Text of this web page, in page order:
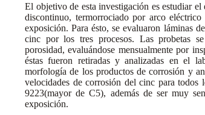
El objetivo de esta investigación es estudiar
discontinuo, termorrociado por arco
exposición. Para ésto, se evaluaron láminas
cinc por los tres procesos. Las probetas
porosidad, evaluándose mensualmente por
éstas fueron retiradas y analizadas en el
morfología de los productos de corrosión y
velocidades de corrosión del cinc para todos
9223(mayor de C5), además de ser muy
exposición.